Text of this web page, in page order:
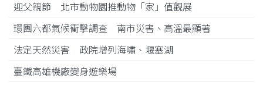
迎父親節 北市動物園推動物「家」值觀展
環團六都氣候衝擊調查 南市災害、高溫最顯著
法定天然災害 政院增列海嘯、堰塞湖
臺鐵高雄機廠變身遊樂場